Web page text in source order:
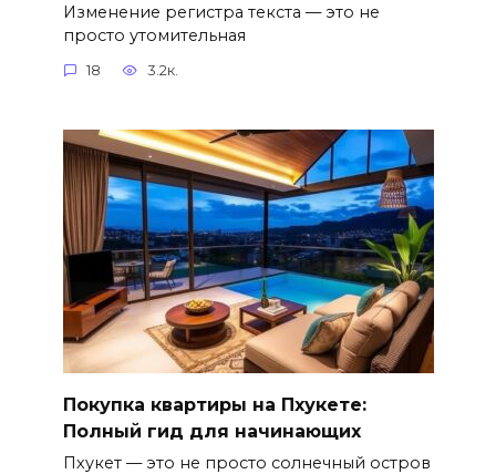
Изменение регистра текста — это не
просто утомительная
18 3.2к.
Покупка квартиры на Пхукете:
Полный гид для начинающих
Пхукет — это не просто солнечный остров